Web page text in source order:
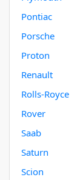
Pontiac
Porsche
Proton
Renault
Rolls-Royce
Rover
Saab
Saturn
Scion